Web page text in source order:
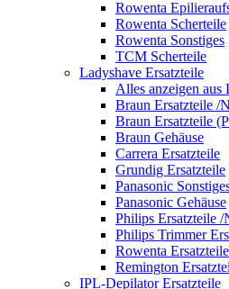
Rowenta
Rowenta Scherteile
Rowenta Sonstiges
TCM Scherteile
Ladyshave Ersatzteile
Alles anzeigen aus
Braun Ersatzteile /
Braun Ersatzteile
Braun Gehäuse
Carrera Ersatzteile
Grundig Ersatzteile
Panasonic
Panasonic Gehäuse
Philips Ersatzteile /
Philips Trimmer
Rowenta
Remington
IPL-Depilator Ersatzteile